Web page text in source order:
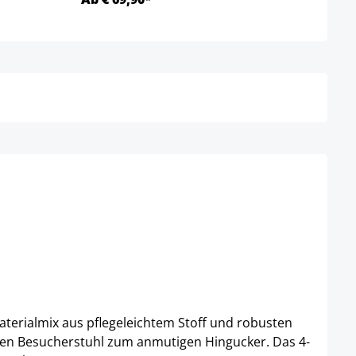
aus pflegeleichtem Stoff und robusten
Besucherstuhl zum anmutigen Hingucker. Das 4-